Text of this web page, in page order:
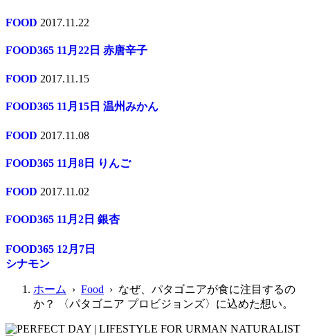
FOOD 2017.11.22
FOOD365 11月22日 赤唐辛子
FOOD 2017.11.15
FOOD365 11月15日 温州みかん
FOOD 2017.11.08
FOOD365 11月8日 りんご
FOOD 2017.11.02
FOOD365 11月2日 銀杏
FOOD365 12月7日
シナモン
ホーム › Food › なぜ、パタゴニアが食に注目するの
か？ 〈パタゴニア プロビジョンズ〉に込めた想い。